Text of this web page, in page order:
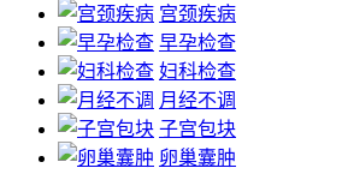
宫颈疾病
早孕检查
妇科检查
月经不调
子宫包块
卵巢囊肿